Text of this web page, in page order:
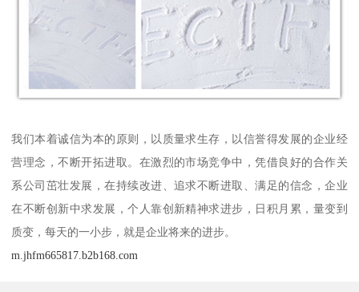
我们本着诚信为本的原则，以质量求生存，以信誉得发展的企业经
营理念，不断开拓进取。在激烈的市场竞争中，凭借良好的合作关
系公司茁壮发展，在持续改进、追求不断进取、满足的信念，企业
在不断创新中求发展，个人靠创新精神求进步，日积月累，量变到
质变，每天的一小步，就是企业将来的进步。
m.jhfm665817.b2b168.com